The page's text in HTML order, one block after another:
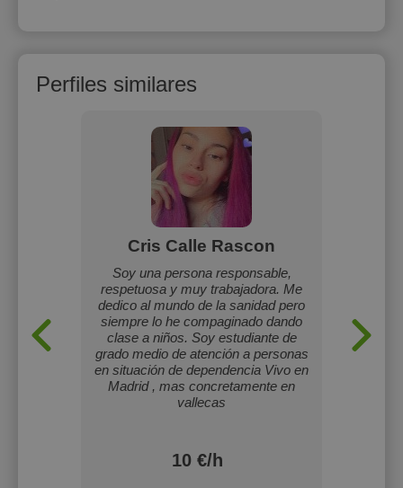
Perfiles similares
Cris Calle Rascon
Soy una persona responsable,
respetuosa y muy trabajadora. Me
dedico al mundo de la sanidad pero
siempre lo he compaginado dando
clase a niños. Soy estudiante de
grado medio de atención a personas
en situación de dependencia Vivo en
Madrid , mas concretamente en
vallecas
10 €/h